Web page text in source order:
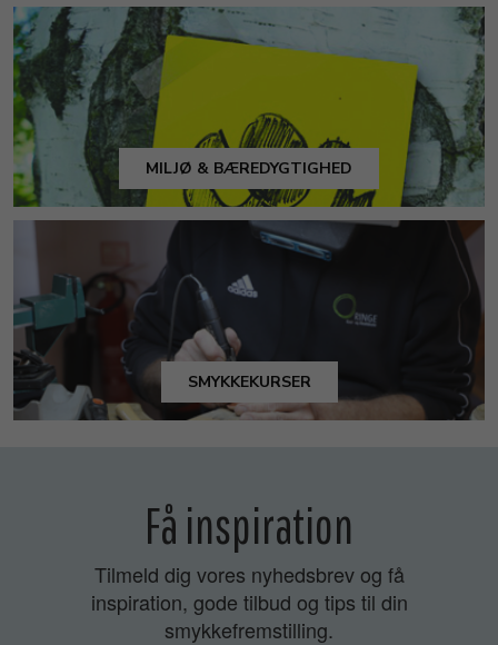
MILJØ & BÆREDYGTIGHED
SMYKKEKURSER
Få inspiration
Tilmeld dig vores nyhedsbrev og få
inspiration, gode tilbud og tips til din
smykkefremstilling.